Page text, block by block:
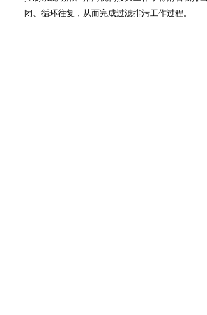
闭、循环往复，从而完成过滤排污工作过程。